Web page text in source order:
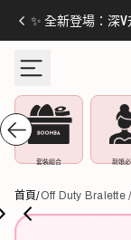
✨ 全新登場：深
套裝組合 新娘
首頁/Off Duty Bralette
missing: